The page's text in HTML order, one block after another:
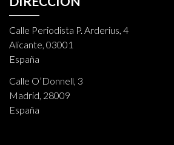
Calle Periodista P. Arderius, 4
Alicante, 03001
España
Calle O’Donnell, 3
Madrid, 28009
España